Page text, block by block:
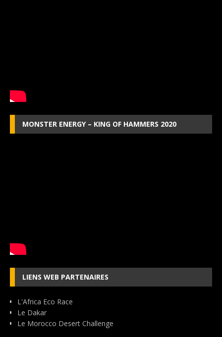
MONSTER ENERGY – KING OF HAMMERS 2020
LIENS WEB PARTENAIRES
L'Africa Eco Race
Le Dakar
Le Morocco Desert Challenge